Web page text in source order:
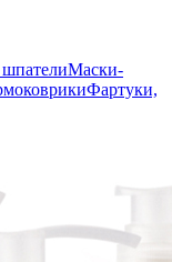
Маски-
Фартуки,